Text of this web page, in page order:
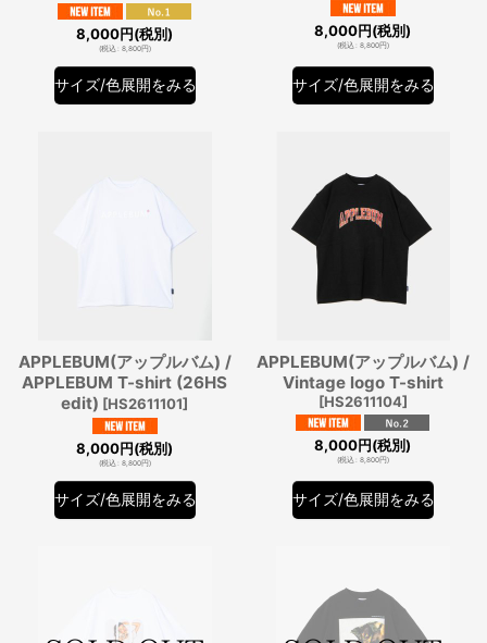
8,000円(税別)
(税込 8,800円)
サイズ/色展開をみる
8,000円(税別)
(税込 8,800円)
サイズ/色展開をみる
APPLEBUM(アップルバム) /
APPLEBUM T-shirt (26HS
edit) [HS2611101]
8,000円(税別)
(税込: 8,800円)
サイズ/色展開をみる
APPLEBUM(アップルバム) /
Vintage logo T-shirt
[HS2611104]
8,000円(税別)
(税込: 8,800円)
サイズ/色展開をみる